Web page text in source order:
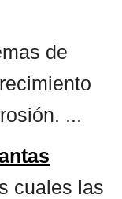
de
...
cuales las